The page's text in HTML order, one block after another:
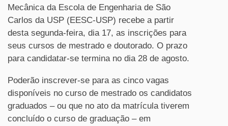
Mecânica da Escola de Engenharia de São
Carlos da USP (EESC-USP) recebe a partir
desta segunda-feira, dia 17, as inscrições para
seus cursos de mestrado e doutorado. O prazo
para candidatar-se termina no dia 28 de agosto.
Poderão inscrever-se para as cinco vagas
disponíveis no curso de mestrado os candidatos
graduados – ou que no ato da matrícula tiverem
concluído o curso de graduação – em